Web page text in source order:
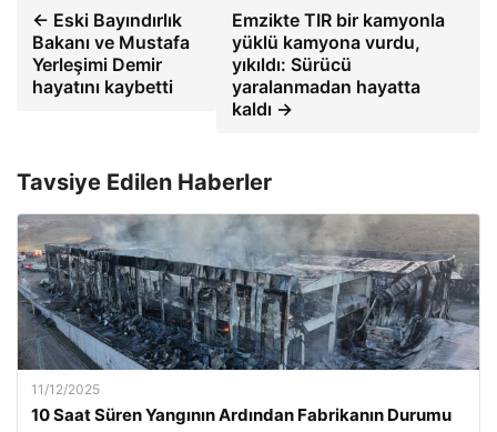
← Eski Bayındırlık
Bakanı ve Mustafa
Yerleşimi Demir
hayatını kaybetti
Emzikte TIR bir kamyonla
yüklü kamyona vurdu,
yıkıldı: Sürücü
yaralanmadan hayatta
kaldı →
Tavsiye Edilen Haberler
11/12/2025
10 Saat Süren Yangının Ardından Fabrikanın Durumu